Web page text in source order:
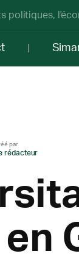
par
rédacteur